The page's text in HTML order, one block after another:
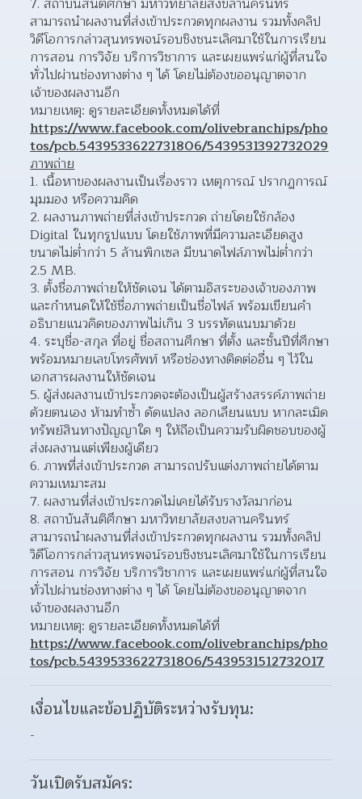
สามารถนำผลงานที่ส่งเข้าประกวดทุกผลงาน รวมทั้งคลิป
วิดีโอการกล่าวสุนทรพจน์รอบชิงชนะเลิศมาใช้ในการเรียน
การสอน การวิจัย บริการวิชาการ และเผยแพร่แก่ผู้ที่สนใจ
ทั่วไปผ่านช่องทางต่าง ๆ ได้ โดยไม่ต้องขออนุญาตจาก
เจ้าของผลงานอีก
https://www.facebook.com/olivebranchips/pho
tos/pcb.5439533622731806/5439531392732029
ภาพถ่าย
เนื้อหาของผลงานเป็นเรื่องราว เหตุการณ์ ปรากฏการณ์
มุมมอง หรือความคิด
ผลงานภาพถ่ายที่ส่งเข้าประกวด ถ่ายโดยใช้กล้อง
Digital ในทุกรูปแบบ โดยใช้ภาพที่มีความละเอียดสูง
ขนาดไม่ต่ำกว่า 5 ล้านพิกเซล มีขนาดไฟล์ภาพไม่ต่ำกว่า
2.5 MB.
ตั้งชื่อภาพถ่ายให้ชัดเจน ได้ตามอิสระของเจ้าของภาพ
และกำหนดให้ใช้ชื่อภาพถ่ายเป็นชื่อไฟล์ พร้อมเขียนคำ
อธิบายแนวคิดของภาพไม่เกิน 3 บรรทัดแนบมาด้วย
ระบุชื่อ-สกุล ที่อยู่ ชื่อสถานศึกษา ที่ตั้ง และชั้นปีที่ศึกษา
พร้อมหมายเลขโทรศัพท์ หรือช่องทางติดต่ออื่น ๆ ไว้ใน
เอกสารผลงานให้ชัดเจน
ผู้ส่งผลงานเข้าประกวดจะต้องเป็นผู้สร้างสรรค์ภาพถ่าย
ด้วยตนเอง ห้ามทำซ้ำ ดัดแปลง ลอกเลียนแบบ หากละเมิด
ทรัพย์สินทางปัญญาใด ๆ ให้ถือเป็นความรับผิดชอบของผู้
ส่งผลงานแต่เพียงผู้เดียว
ภาพที่ส่งเข้าประกวด สามารถปรับแต่งภาพถ่ายได้ตาม
ความเหมาะสม
ผลงานที่ส่งเข้าประกวดไม่เคยได้รับรางวัลมาก่อน
สถาบันสันติศึกษา มหาวิทยาลัยสงขลานครินทร์
สามารถนำผลงานที่ส่งเข้าประกวดทุกผลงาน รวมทั้งคลิป
วิดีโอการกล่าวสุนทรพจน์รอบชิงชนะเลิศมาใช้ในการเรียน
การสอน การวิจัย บริการวิชาการ และเผยแพร่แก่ผู้ที่สนใจ
ทั่วไปผ่านช่องทางต่าง ๆ ได้ โดยไม่ต้องขออนุญาตจาก
เจ้าของผลงานอีก
https://www.facebook.com/olivebranchips/pho
tos/pcb.5439533622731806/5439531512732017
เงื่อนไขและข้อปฏิบัติระหว่างรับทุน:
-
วันเปิดรับสมัคร: